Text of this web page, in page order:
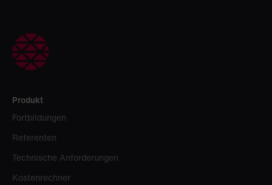
Produkt
Fortbildungen
Referenten
Technische Anforderungen
Kostenrechner